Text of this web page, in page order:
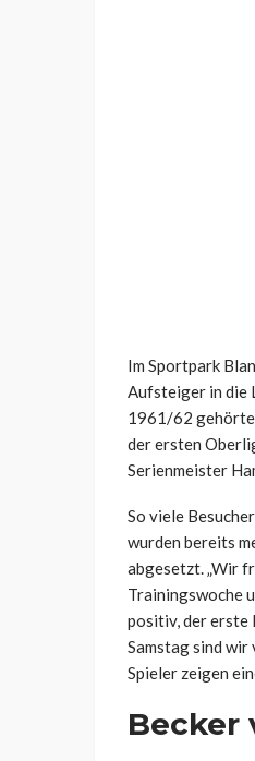
Im Sportpark
Aufsteiger in die
1961/62 gehörte
der ersten
Serienmeister
So viele
wurden bereits
abgesetzt. „Wir
Trainingswoche
positiv, der erste
Samstag sind
Spieler zeigen
Becker